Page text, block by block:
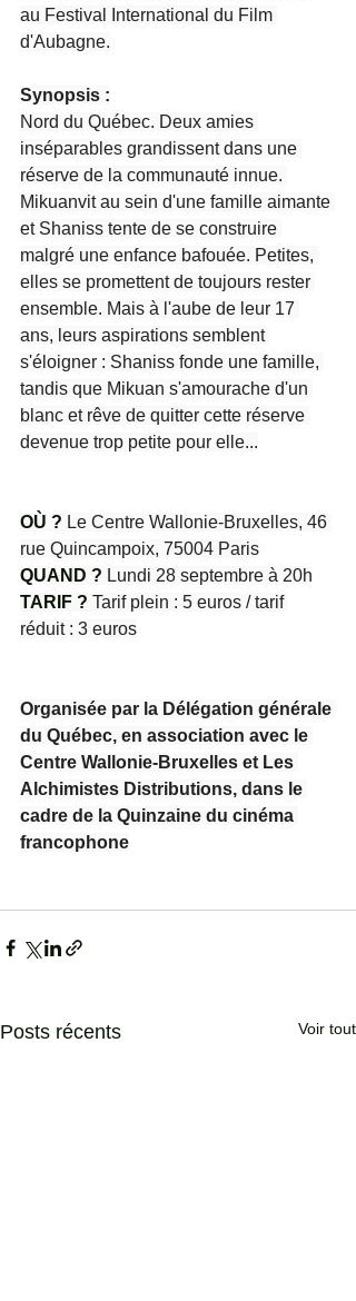
au Festival International du Film
d'Aubagne.
Synopsis :
Nord du Québec. Deux amies
inséparables grandissent dans une
réserve de la communauté innue.
Mikuanvit au sein d'une famille aimante
et Shaniss tente de se construire
malgré une enfance bafouée. Petites,
elles se promettent de toujours rester
ensemble. Mais à l'aube de leur 17
ans, leurs aspirations semblent
s'éloigner : Shaniss fonde une famille,
tandis que Mikuan s'amourache d'un
blanc et rêve de quitter cette réserve
devenue trop petite pour elle...
OÙ ? Le Centre Wallonie-Bruxelles, 46
rue Quincampoix, 75004 Paris
QUAND ? Lundi 28 septembre à 20h
TARIF ? Tarif plein : 5 euros / tarif
réduit : 3 euros
Organisée par la Délégation générale
du Québec, en association avec le
Centre Wallonie-Bruxelles et Les
Alchimistes Distributions, dans le
cadre de la Quinzaine du cinéma
francophone
Posts récents Voir tout